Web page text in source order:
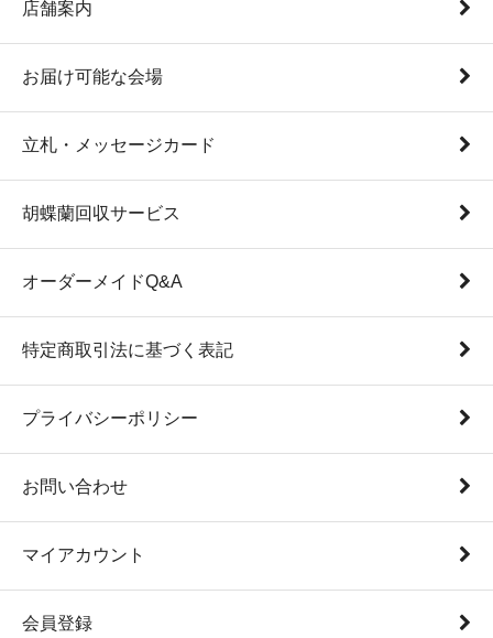
店舗案内
お届け可能な会場
立札・メッセージカード
胡蝶蘭回収サービス
オーダーメイドQ&A
特定商取引法に基づく表記
プライバシーポリシー
お問い合わせ
マイアカウント
会員登録